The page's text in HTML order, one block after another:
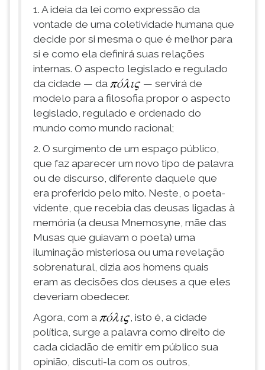
1. A ideia da lei como expressão da
vontade de uma coletividade humana que
decide por si mesma o que é melhor para
si e como ela definirá suas relações
internas. O aspecto legislado e regulado
da cidade — da
— servirá de
modelo para a filosofia propor o aspecto
legislado, regulado e ordenado do
mundo como mundo racional;
2. O surgimento de um espaço público,
que faz aparecer um novo tipo de palavra
ou de discurso, diferente daquele que
era proferido pelo mito. Neste, o poeta-
vidente, que recebia das deusas ligadas à
memória (a deusa Mnemosyne, mãe das
Musas que guiavam o poeta) uma
iluminação misteriosa ou uma revelação
sobrenatural, dizia aos homens quais
eram as decisões dos deuses a que eles
deveriam obedecer.
Agora, com a
, isto é, a cidade
política, surge a palavra como direito de
cada cidadão de emitir em público sua
opinião, discuti-la com os outros,